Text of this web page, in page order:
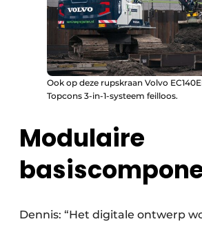
Ook op deze rupskraan Volvo
Topcons 3-in-1-systeem feilloos.
Modulaire
Dennis: “Het digitale ontwerp